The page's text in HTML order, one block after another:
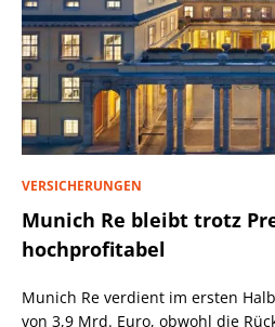
VERSICHERUNGEN
Munich Re bleibt trotz
hochprofitabel
Munich Re verdient im ersten
von 3,9 Mrd. Euro, obwohl die